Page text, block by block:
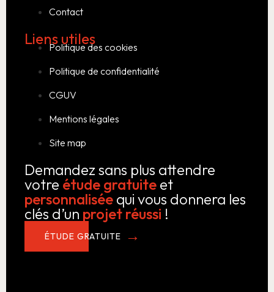
Contact
Liens utiles
Politique des cookies
Politique de confidentialité
CGUV
Mentions légales
Site map
Demandez sans plus attendre
votre étude gratuite et
personnalisée qui vous donnera les
clés d’un projet réussi !
ÉTUDE GRATUITE